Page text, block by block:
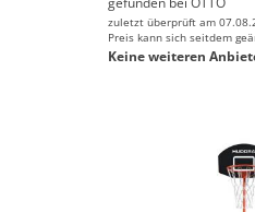
zuletzt überprüft am
Preis kann sich seitdem
Keine weiteren